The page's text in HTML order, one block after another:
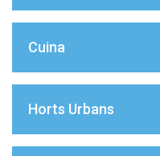
Cuina
Horts Urbans